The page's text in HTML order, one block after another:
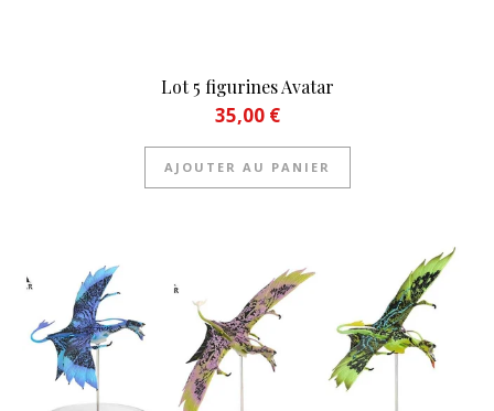
Lot 5 figurines Avatar
35,00 €
AJOUTER AU PANIER